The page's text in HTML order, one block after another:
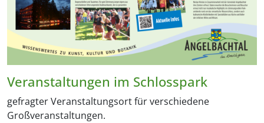
Veranstaltungen im Schlosspark
gefragter Veranstaltungsort für verschiedene
Großveranstaltungen.